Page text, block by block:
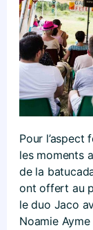
Pour
les moments
de la
ont offert au
le duo Jaco
Noamie